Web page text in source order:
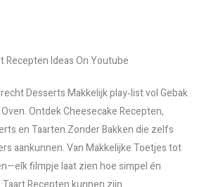
Recepten Ideas On Youtube
Desserts Makkelijk play‑list vol Gebak
Ontdek Cheesecake Recepten,
en Taarten Zonder Bakken die zelfs
aankunnen. Van Makkelijke Toetjes tot
filmpje laat zien hoe simpel én